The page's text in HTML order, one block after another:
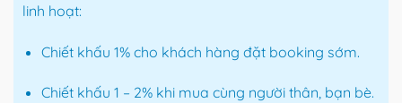
linh hoạt:
Chiết khấu 1% cho khách hàng đặt booking sớm.
Chiết khấu 1 – 2% khi mua cùng người thân, bạn bè.